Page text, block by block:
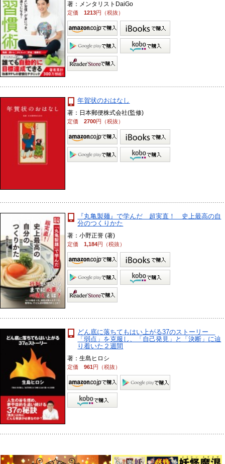
著：メンタリストDaiGo
定価1213円（税抜）
年賀状のおはなし
著：日本郵便株式会社(監修)
定価2700円（税抜）
『丸亀製麺』で学んだ 超実直！ 史上最高の自
分のつくりかた
著：小野正誉 (著)
定価1,184円（税抜）
どん底に落ちてもはい上がる37のストーリー
「弱点」を克服し、「自己発見」と「決断」に辿
り着いた２週間
著：生島ヒロシ
定価961円（税抜）